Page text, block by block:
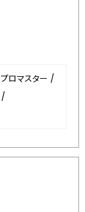
プロマスター /
/